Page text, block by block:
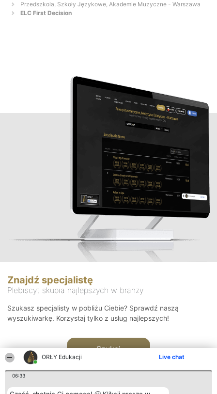
ORŁY Edukacji Live chat
06:33
Przedszkola, Szkoły Językowe, Akademie Muzyczne - Warszawa
ELC First Decision
Znajdź specjalistę
Plebiscyt skupia najlepszych w branży
Szukasz specjalisty w pobliżu Ciebie? Sprawdź naszą
wyszukiwarkę. Korzystaj tylko z usług najlepszych!
Szukaj